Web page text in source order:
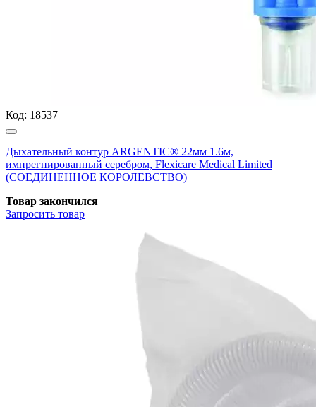
Код: 18537
Дыхательный контур ARGENTIC® 22мм 1.6м,
импрегнированный серебром, Flexicare Medical Limited
(СОЕДИНЕННОЕ КОРОЛЕВСТВО)
Товар закончился
Запросить товар